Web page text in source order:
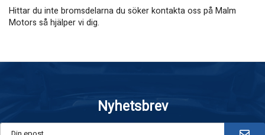
Hittar du inte bromsdelarna du söker kontakta oss på Malm
Motors så hjälper vi dig.
Nyhetsbrev